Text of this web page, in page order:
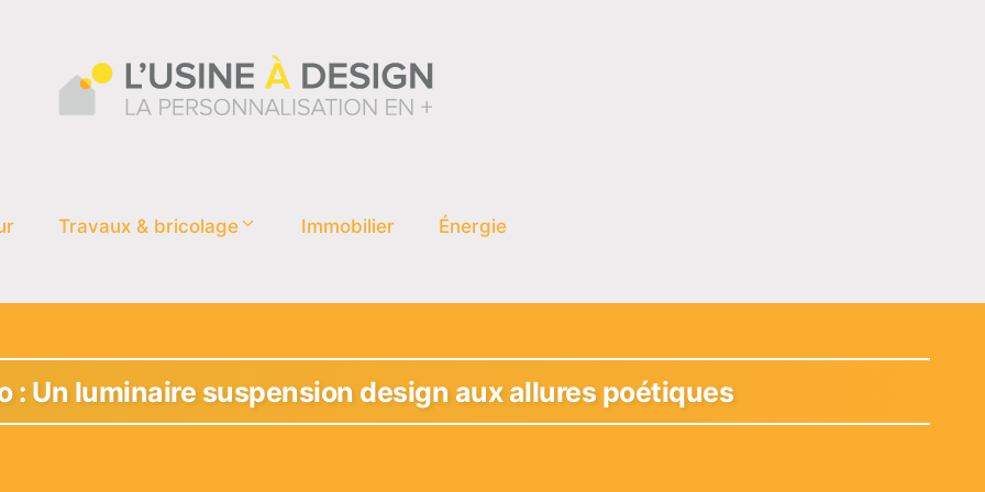
Travaux & bricolage Immobilier Énergie
: Un luminaire suspension design aux allures poétiques